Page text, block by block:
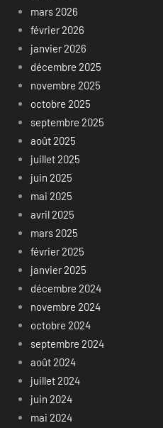
mars 2026
février 2026
janvier 2026
décembre 2025
novembre 2025
octobre 2025
septembre 2025
août 2025
juillet 2025
juin 2025
mai 2025
avril 2025
mars 2025
février 2025
janvier 2025
décembre 2024
novembre 2024
octobre 2024
septembre 2024
août 2024
juillet 2024
juin 2024
mai 2024